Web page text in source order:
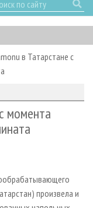
в Татарстане с
момента
произвела и